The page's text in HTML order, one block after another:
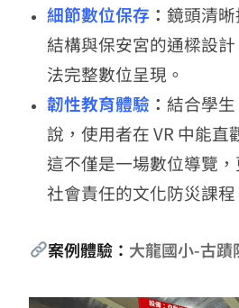
細節數位保存 ：鏡頭清
結構與保安宮的通樑設
法完整數位呈現。
韌性教育體驗 ：結合學
說，使用者在 VR 中能直
這不僅是一場數位導覽
社會責任的文化防災課程
案例體驗： 大龍國小-古蹟